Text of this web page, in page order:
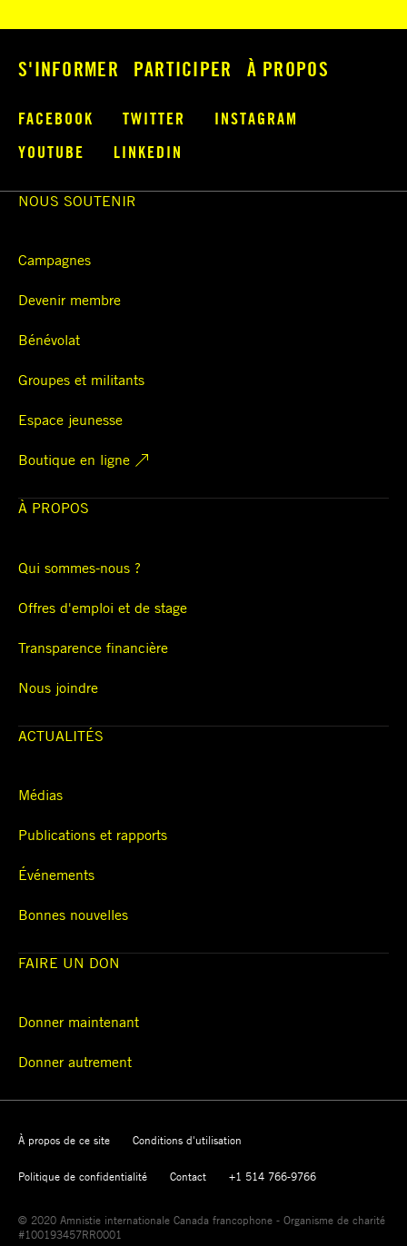
S'INFORMER PARTICIPER À PROPOS
FACEBOOK TWITTER
INSTAGRAM
YOUTUBE
LINKEDIN
NOUS SOUTENIR
Campagnes
Devenir membre
Bénévolat
Groupes et militants
Espace jeunesse
Boutique en ligne
À PROPOS
Qui sommes-nous ?
Offres d'emploi et de stage
Transparence financière
Nous joindre
ACTUALITÉS
Médias
Publications et rapports
Événements
Bonnes nouvelles
FAIRE UN DON
Donner maintenant
Donner autrement
À propos de ce site Conditions d'utilisation
Politique de confidentialité Contact +1 514 766-9766
© 2020 Amnistie internationale Canada francophone - Organisme de charité
#100193457RR0001